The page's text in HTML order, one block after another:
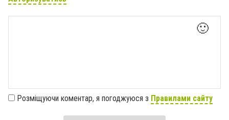
🙂
Розміщуючи коментар, я погоджуюся з Правилами сайту